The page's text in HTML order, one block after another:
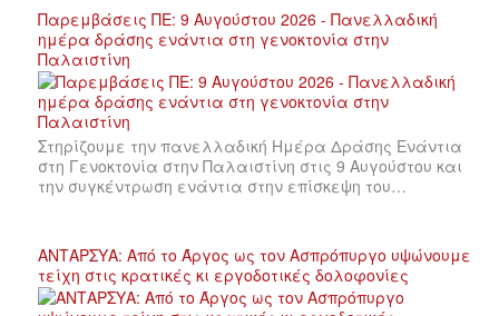
Παρεμβάσεις ΠΕ: 9 Αυγούστου 2026 - Πανελλαδική
ημέρα δράσης ενάντια στη γενοκτονία στην
Παλαιστίνη
Στηρίζουμε την πανελλαδική Ημέρα Δράσης Ενάντια
στη Γενοκτονία στην Παλαιστίνη στις 9 Αυγούστου και
την συγκέντρωση ενάντια στην επίσκεψη του…
ΑΝΤΑΡΣΥΑ: Από το Άργος ως τον Ασπρόπυργο υψώνουμε
τείχη στις κρατικές κι εργοδοτικές δολοφονίες